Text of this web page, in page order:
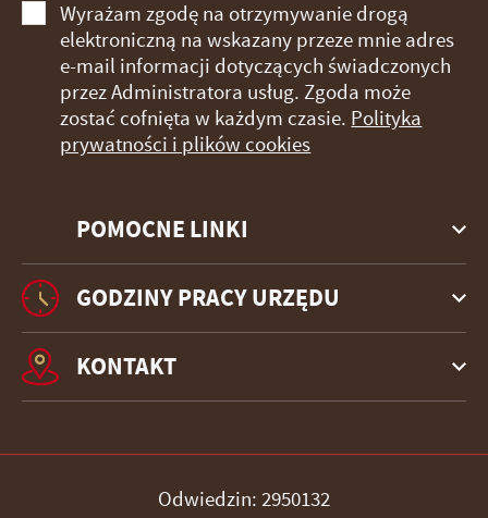
POMOCNE LINKI
Wyrażam zgodę na otrzymywanie drogą
elektroniczną na wskazany przeze mnie adres
e-mail informacji dotyczących świadczonych
przez Administratora usług. Zgoda może
zostać cofnięta w każdym czasie. Polityka
prywatności i plików cookies
GODZINY PRACY URZĘDU
KONTAKT
Odwiedzin: 2950132